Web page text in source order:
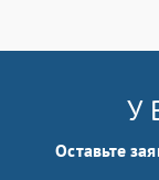
У
Оставьте